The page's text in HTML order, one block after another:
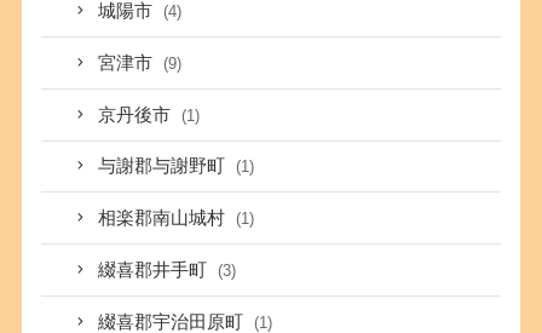
城陽市 (4)
宮津市 (9)
京丹後市 (1)
与謝郡与謝野町 (1)
相楽郡南山城村 (1)
綴喜郡井手町 (3)
綴喜郡宇治田原町 (1)